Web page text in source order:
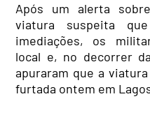
Após um alerta
viatura suspeita
imediações, os
local e, no decorrer
apuraram que a
furtada ontem em